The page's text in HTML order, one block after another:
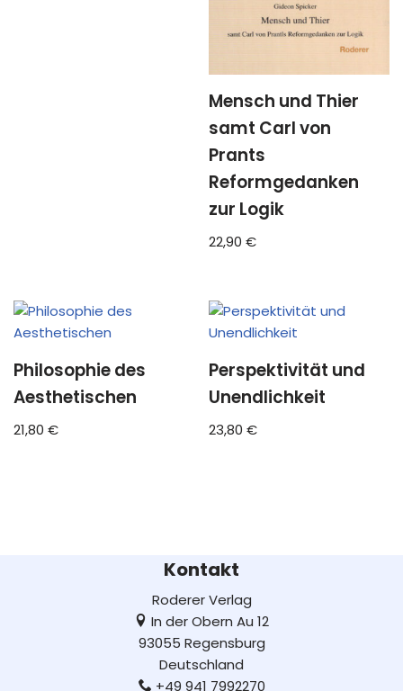
Mensch und Thier
samt Carl von
Prants
Reformgedanken
zur Logik
22,90€
Philosophie des
Aesthetischen
21,80 €
Perspektivität und
Unendlichkeit
23,80€
Kontakt
Roderer Verlag
In der Obern Au 12
93055 Regensburg
Deutschland
+49 941 7992270